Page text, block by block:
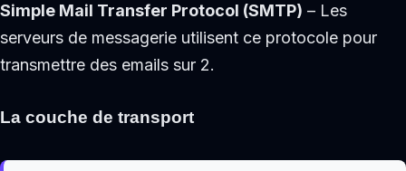
Simple Mail Transfer Protocol (SMTP) – Les
serveurs de messagerie utilisent ce protocole pour
transmettre des emails sur 2.
La couche de transport